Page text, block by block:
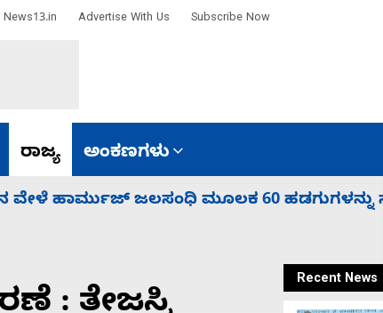
Advertise With Us Subscribe Now
ರಾಜ್ಯ ಅಂಕಣಗಳು
ರಾಜೀನಾಮೆ ಕೊಡದಿದ್ದರೆ ಸದನ ನಡೆಸಲು ಬಿಡೆವು:
Recent News